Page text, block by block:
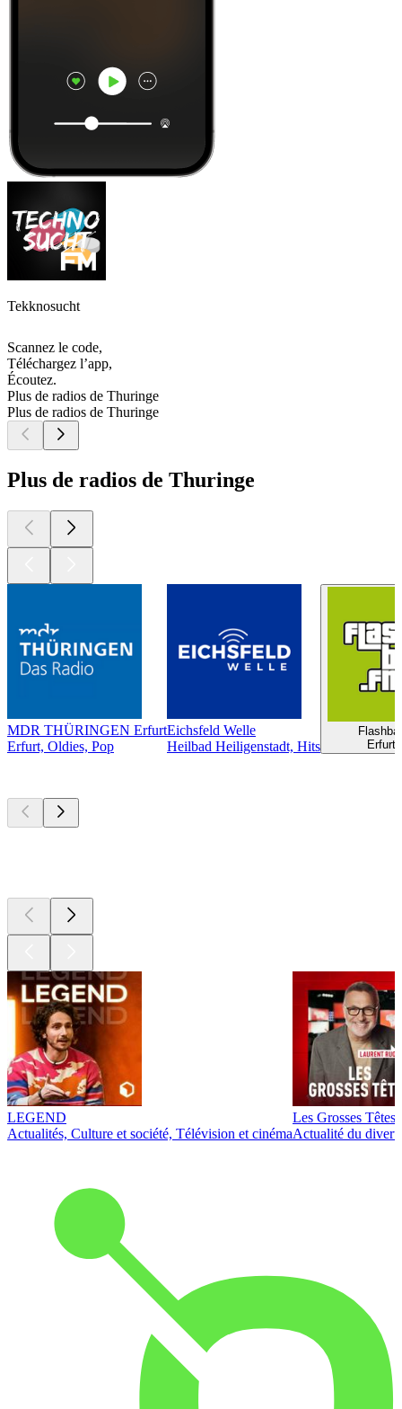
Tekknosucht
Scannez le code,
Téléchargez l’app,
Écoutez.
Plus de radios de Thuringe
Plus de radios de Thuringe
Plus de radios de Thuringe
MDR THÜRINGEN Erfurt
Erfurt, Oldies, Pop
Eichsfeld Welle
Heilbad Heiligenstadt, Hits
LEGEND
Actualités, Culture et société, Télévision et cinéma
Les Grosses Têtes
Actualité du